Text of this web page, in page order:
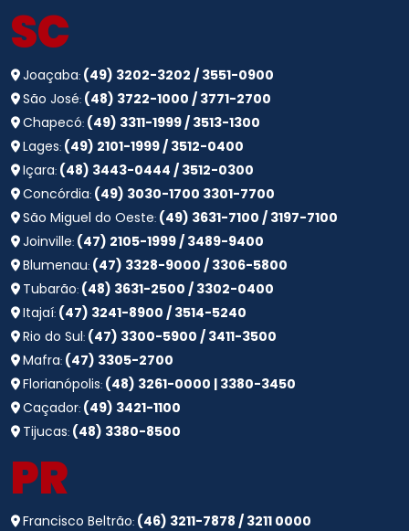
SC
Joaçaba:
(49) 3202-3202 / 3551-0900
São José:
(48) 3722-1000 / 3771-2700
Chapecó: (49) 3311-1999 / 3513-1300
Lages: (49) 2101-1999 / 3512-0400
Içara: (48) 3443-0444 / 3512-0300
Concórdia: (49) 3030-1700 3301-7700
São Miguel do Oeste:
(49) 3631-7100 / 3197-7100
Joinville:
(47) 2105-1999 / 3489-9400
Blumenau: (47) 3328-9000 / 3306-5800
Tubarão:
(48) 3631-2500 / 3302-0400
Itajaí:
(47) 3241-8900 / 3514-5240
Rio do Sul:
(47) 3300-5900 / 3411-3500
Mafra: (47) 3305-2700
Florianópolis:
(48) 3261-0000 | 3380-3450
Caçador: (49) 3421-1100
Tijucas: (48) 3380-8500
PR
Francisco Beltrão: (46) 3211-7878 / 3211 0000